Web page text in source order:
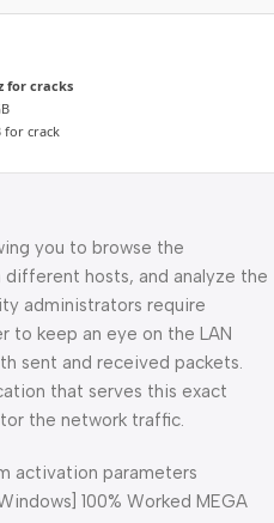
for cracks
for crack
you to browse the
hosts, and analyze the
administrators require
to keep an eye on the LAN
sent and received packets.
that serves this exact
the network traffic.
activation parameters
100% Worked MEGA